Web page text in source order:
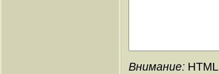
Внимание: